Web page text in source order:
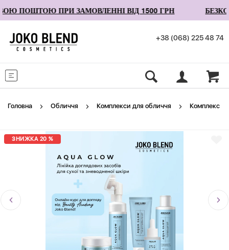
ПОШТОЮ ПРИ ЗАМОВЛЕННІ ВІД 1500 ГРН
+38 (068) 225 48 74
Головна Обличчя Комплекси для обличчя Комплекс
ЗНИЖКА 20 %